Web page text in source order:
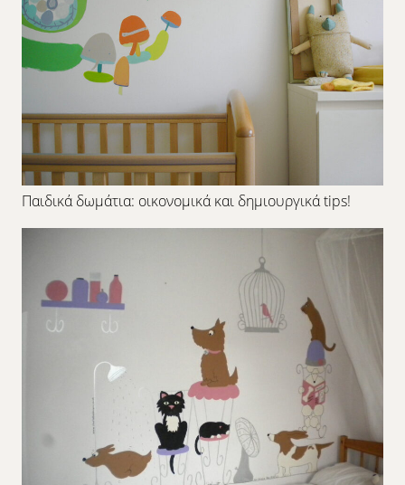
Παιδικά δωμάτια: οικονομικά και δημιουργικά tips!